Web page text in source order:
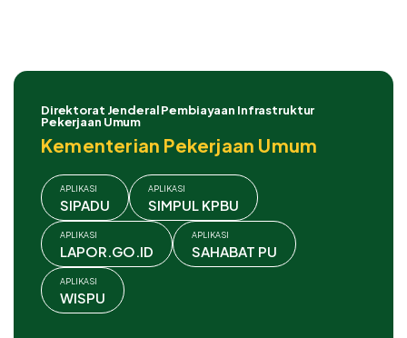
Direktorat Jenderal Pembiayaan Infrastruktur
Pekerjaan Umum
Kementerian Pekerjaan Umum
APLIKASI
SIPADU
APLIKASI
SIMPUL KPBU
APLIKASI
LAPOR.GO.ID
APLIKASI
SAHABAT PU
APLIKASI
WISPU